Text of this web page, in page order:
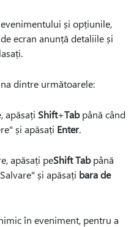
și opțiunile,
ecran anunță detaliile și
dintre următoarele:
apăsați Shift+Tabpână când
și apăsați Enter.
apăsați peShift Tabpână
și apăsați bara de
în eveniment, pentru a